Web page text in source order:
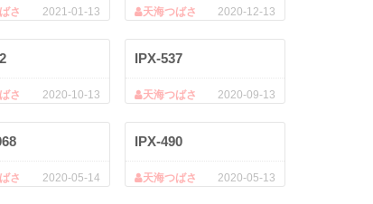
2021-01-13
さ 2020-12-13
天海つばさ
2020-10-13
さ
IPX-537
2020-09-13
天海つばさ
2020-05-14
さ
IPX-490
2020-05-13
天海つばさ